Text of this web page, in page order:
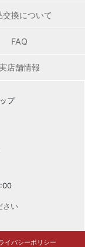
交換について
FAQ
店舗情報
プ
さい
イバシーポリシー